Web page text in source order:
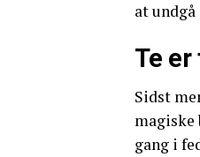
at
Te
Sidst
gang i